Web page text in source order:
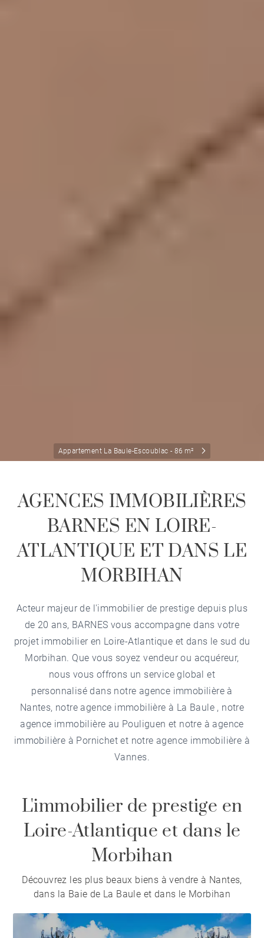
Appartement La Baule-Escoublac - 86 m²
AGENCES IMMOBILIÈRES
BARNES EN LOIRE-
ATLANTIQUE ET DANS LE
MORBIHAN
Acteur majeur de l'immobilier de prestige depuis plus
de 20 ans, BARNES vous accompagne dans votre
projet immobilier en Loire-Atlantique et dans le sud du
Morbihan. Que vous soyez vendeur ou acquéreur,
nous vous offrons un service global et
personnalisé dans notre agence immobilière à
Nantes, notreagence immobilière à La Baule , notre
agence immobilière au Pouliguen et notre àagence
immobilière à Pornichet et notreagence immobilière à
Vannes.
L'immobilier de prestige en
Loire-Atlantique et dans le
Morbihan
Découvrez les plus beaux biens à vendre à Nantes,
dans la Baie de La Baule et dans le Morbihan